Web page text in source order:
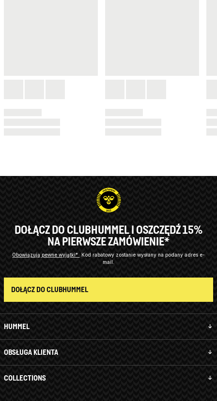
HUMMEL
OBSŁUGA KLIENTA
COLLECTIONS
DOŁĄCZ DO CLUBHUMMEL I OSZCZĘDŹ 15%
NA PIERWSZE ZAMÓWIENIE*
Obowiązują pewne wyjątki*
Kod rabatowy zostanie wysłany na podany adres e-
mail.
DOŁĄCZ DO CLUBHUMMEL